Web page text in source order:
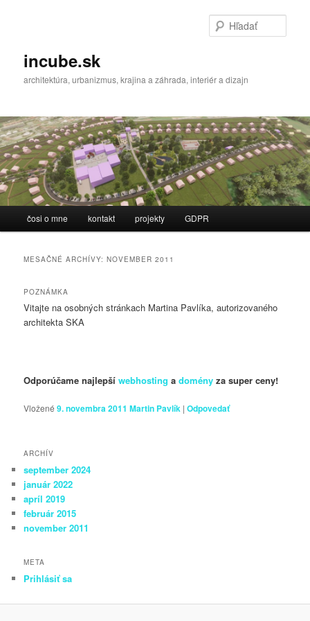
incube.sk
architektúra, urbanizmus, krajina a záhrada, interiér a dizajn
Preskočiť na primárny obsah
Preskočiť na sekundárny obsah
čosi o mne kontakt projekty GDPR
MESAČNÉ ARCHÍVY:NOVEMBER 2011
POZNÁMKA
Vitajte na osobných stránkach Martina Pavlíka, autorizovaného
architekta SKA
Odporúčame najlepšíwebhosting adomény za super ceny!
Vložené9. novembra 2011 Martin Pavlík |Odpovedať
ARCHÍV
september 2024
január 2022
apríl 2019
február 2015
november 2011
META
Prihlásiť sa